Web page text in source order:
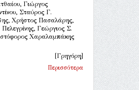
Γιώργος
Σταύρος Γ.
Χρήστος Πασαλάρης,
Γεώργιος Σ.
Χαραλαμπάκης
[Γρηγόρη]
Περισσότερα